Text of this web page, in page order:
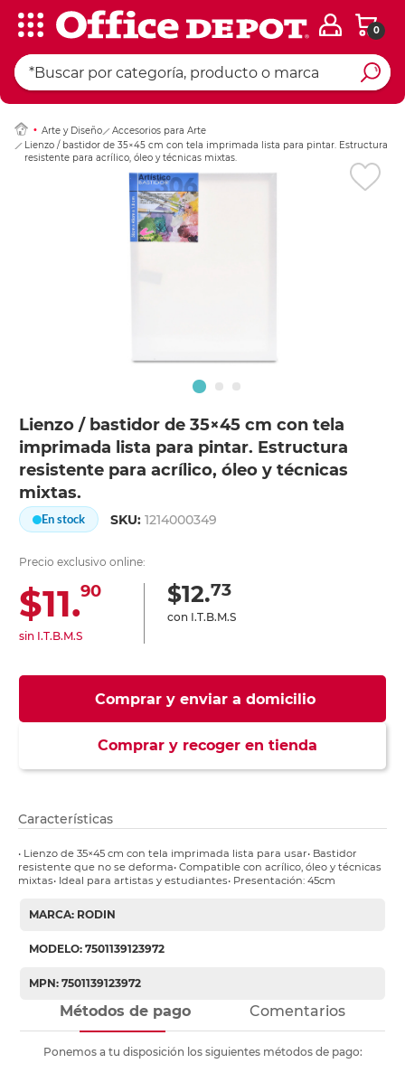
0
Arte y Diseño
Accesorios para Arte
Lienzo / bastidor de 35×45 cm con tela imprimada lista para pintar. Estructura
resistente para acrílico, óleo y técnicas mixtas.
Lienzo / bastidor de 35×45 cm con tela
imprimada lista para pintar. Estructura
resistente para acrílico, óleo y técnicas
mixtas.
En stock SKU:1214000349
Precio exclusivo online:
$11.90
sin I.T.B.M.S
$12.73
con I.T.B.M.S
Comprar y enviar a domicilio
Comprar y recoger en tienda
Ingresar Codigo
Características
• Lienzo de 35×45 cm con tela imprimada lista para usar• Bastidor
resistente que no se deforma• Compatible con acrílico, óleo y técnicas
mixtas• Ideal para artistas y estudiantes• Presentación: 45cm
MARCA: RODIN
MODELO: 7501139123972
MPN: 7501139123972
Métodos de pago Comentarios
Ponemos a tu disposición los siguientes métodos de pago: